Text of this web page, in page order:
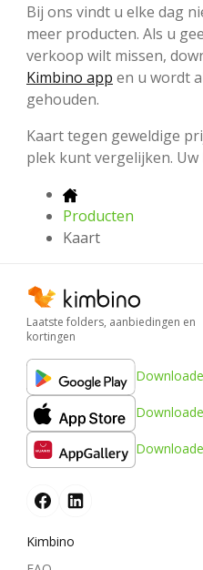
Bij ons vindt u elke dag
meer producten. Als u
verkoop wilt missen,
Kimbino app en u wordt
gehouden.
Kaart tegen geweldige
plek kunt vergelijken. Uw
Producten
Kaart
Laatste folders, aanbiedingen en
kortingen
Kimbino